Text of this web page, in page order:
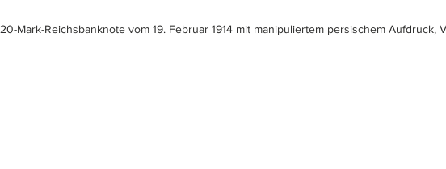
20-Mark-Reichsbanknote vom 19. Februar 1914 mit manipuliertem persischem Aufdruck,